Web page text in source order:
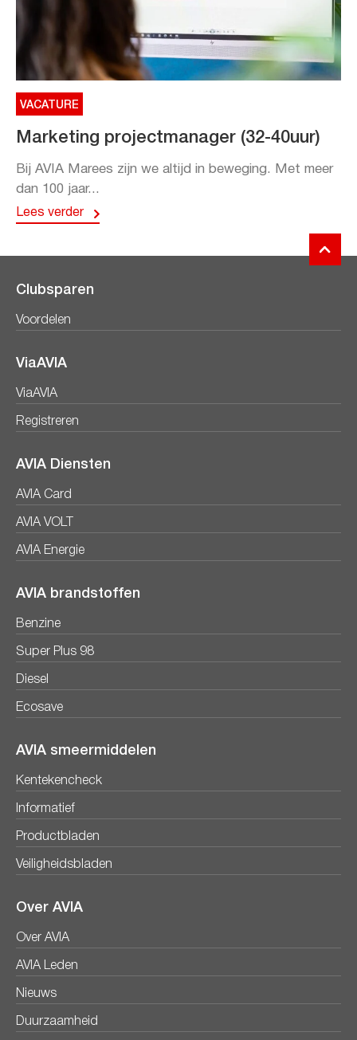
VACATURE
Marketing projectmanager (32-40uur)
Bij AVIA Marees zijn we altijd in beweging. Met meer
dan 100 jaar...
Lees verder
Clubsparen
Voordelen
ViaAVIA
ViaAVIA
Registreren
AVIA Diensten
AVIA Card
AVIA VOLT
AVIA Energie
AVIA brandstoffen
Benzine
Super Plus 98
Diesel
Ecosave
AVIA smeermiddelen
Kentekencheck
Informatief
Productbladen
Veiligheidsbladen
Over AVIA
Over AVIA
AVIA Leden
Nieuws
Duurzaamheid